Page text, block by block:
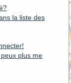
la liste des
plus me